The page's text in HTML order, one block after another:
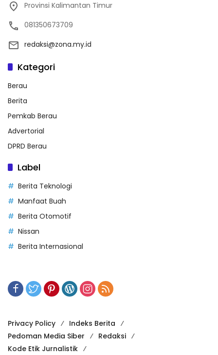
Provinsi Kalimantan Timur
081350673709
redaksi@zona.my.id
Kategori
Berau
Berita
Pemkab Berau
Advertorial
DPRD Berau
Label
Berita Teknologi
Manfaat Buah
Berita Otomotif
Nissan
Berita Internasional
Privacy Policy
Indeks Berita
Pedoman Media Siber
Redaksi
Kode Etik Jurnalistik